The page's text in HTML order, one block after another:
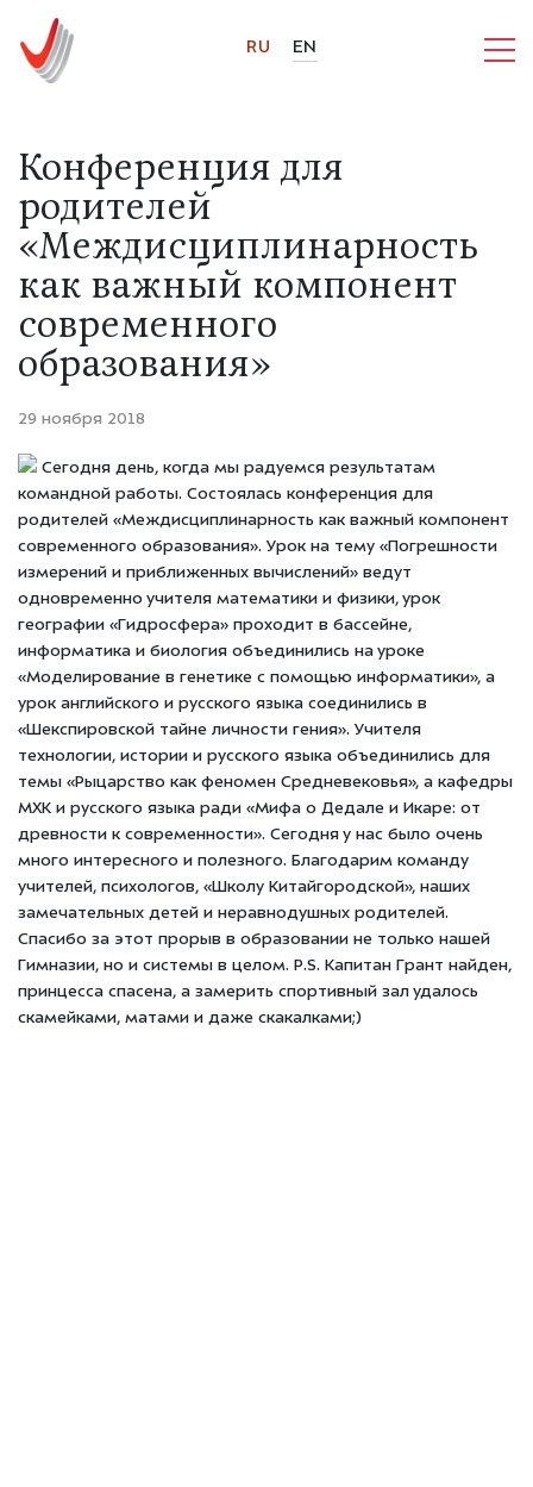
RU EN
Конференция для
родителей
«Междисциплинарность
как важный компонент
современного
образования»
29 ноября 2018
Сегодня день, когда мы радуемся результатам
командной работы. Состоялась конференция для
родителей «Междисциплинарность как важный компонент
современного образования». Урок на тему «Погрешности
измерений и приближенных вычислений» ведут
одновременно учителя математики и физики, урок
географии «Гидросфера» проходит в бассейне,
информатика и биология объединились на уроке
«Моделирование в генетике с помощью информатики», а
урок английского и русского языка соединились в
«Шекспировской тайне личности гения». Учителя
технологии, истории и русского языка объединились для
темы «Рыцарство как феномен Средневековья», а кафедры
МХК и русского языка ради «Мифа о Дедале и Икаре: от
древности к современности». Сегодня у нас было очень
много интересного и полезного. Благодарим команду
учителей, психологов, «Школу Китайгородской», наших
замечательных детей и неравнодушных родителей.
Спасибо за этот прорыв в образовании не только нашей
Гимназии, но и системы в целом. P.S. Капитан Грант найден,
принцесса спасена, а замерить спортивный зал удалось
скамейками, матами и даже скакалками;)